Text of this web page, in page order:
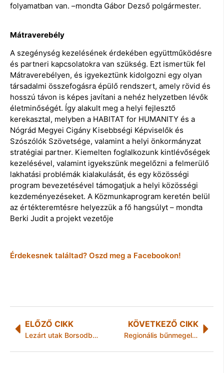
folyamatban van. –mondta Gábor Dezső polgármester.
Mátraverebély
A szegénység kezelésének érdekében együttműködésre
és partneri kapcsolatokra van szükség. Ezt ismertük fel
Mátraverebélyen, és igyekeztünk kidolgozni egy olyan
társadalmi összefogásra épülő rendszert, amely rövid és
hosszú távon is képes javítani a nehéz helyzetben lévők
életminőségét. Így alakult meg a helyi fejlesztő
kerekasztal, melyben a HABITAT for HUMANITY és a
Nógrád Megyei Cigány Kisebbségi Képviselők és
Szószólók Szövetsége, valamint a helyi önkormányzat
stratégiai partner. Kiemelten foglalkozunk kintlévőségek
kezelésével, valamint igyekszünk megelőzni a felmerülő
lakhatási problémák kialakulását, és egy közösségi
program bevezetésével támogatjuk a helyi közösségi
kezdeményezéseket. A Közmunkaprogram keretén belül
az értékteremtésre helyezzük a fő hangsúlyt – mondta
Berki Judit a projekt vezetője
Érdekesnek találtad? Oszd meg a Facebookon!
ELŐZŐ CIKK
Lezárt utak Borsodban
KÖVETKEZŐ CIKK
Regionális bűnmegelőzési továbbképzés Miskolcon